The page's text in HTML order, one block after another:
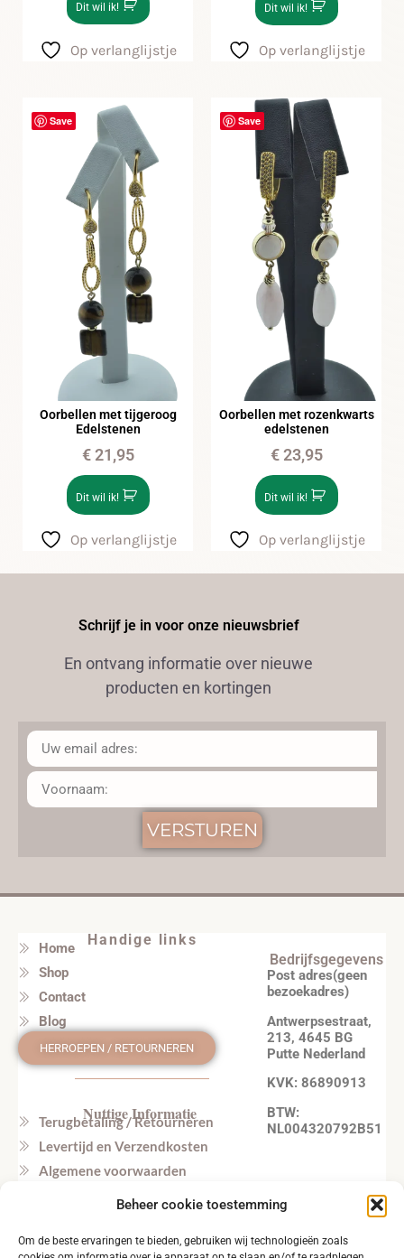
Beheer cookie toestemming
Om de beste ervaringen te bieden, gebruiken wij technologieën zoals
Dit wil ik!
Op verlanglijstje
Dit wil ik!
Op verlanglijstje
Save
Oorbellen met tijgeroog
Edelstenen
€21,95
Dit wil ik!
Op verlanglijstje
Save
Oorbellen met rozenkwarts
edelstenen
€23,95
Dit wil ik!
Op verlanglijstje
Schrijf je in voor onze nieuwsbrief
En ontvang informatie over nieuwe
producten en kortingen
VERSTUREN
Handige links
Home
Shop
Contact
Blog
HERROEPEN / RETOURNEREN
Nuttige Informatie
Terugbetaling / Retourneren
Levertijd en Verzendkosten
Algemene voorwaarden
Tel. NL: +31164603172 (NL, EN)
Bedrijfsgegevens
Post adres(geen
bezoekadres)
Antwerpsestraat,
213, 4645 BG
Putte Nederland
KVK: 86890913
BTW:
NL004320792B51